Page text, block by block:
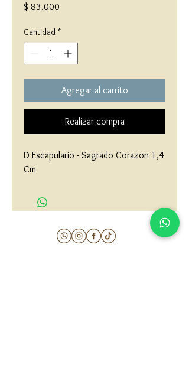
$ 83.000
Cantidad *
Agregar al carrito
Realizar compra
D Escapulario - Sagrado Corazon 1,4
Cm